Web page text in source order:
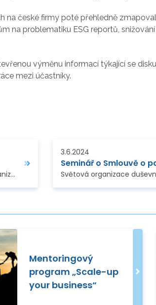
na české firmy poté přehledně
na problematiku ESG reportů,
výměnu informací týkající se
mezi účastníky.
Technologické centrum Praha společně s BDO Czech Republic s.r.o. zorganizovalo v prostorách TC Praha ve dnech 10. - 11. června 2024 pro klienty Enterprise…
3.6.2024
Seminář o Smlouvě o
Mentoringový
program „Scale-up
your business“